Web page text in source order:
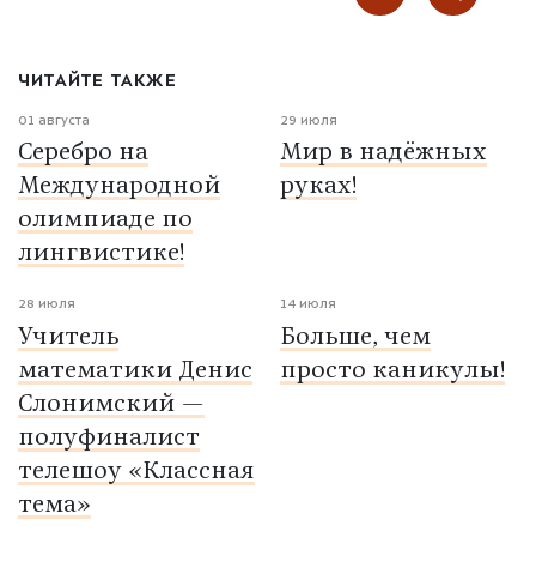
ЧИТАЙТЕ ТАКЖЕ
01 августа
Серебро на
Международной
олимпиаде по
лингвистике!
29 июля
Мир в надёжных
руках!
28 июля
Учитель
математики Денис
Слонимский —
полуфиналист
телешоу «Классная
тема»
14 июля
Больше, чем
просто каникулы!